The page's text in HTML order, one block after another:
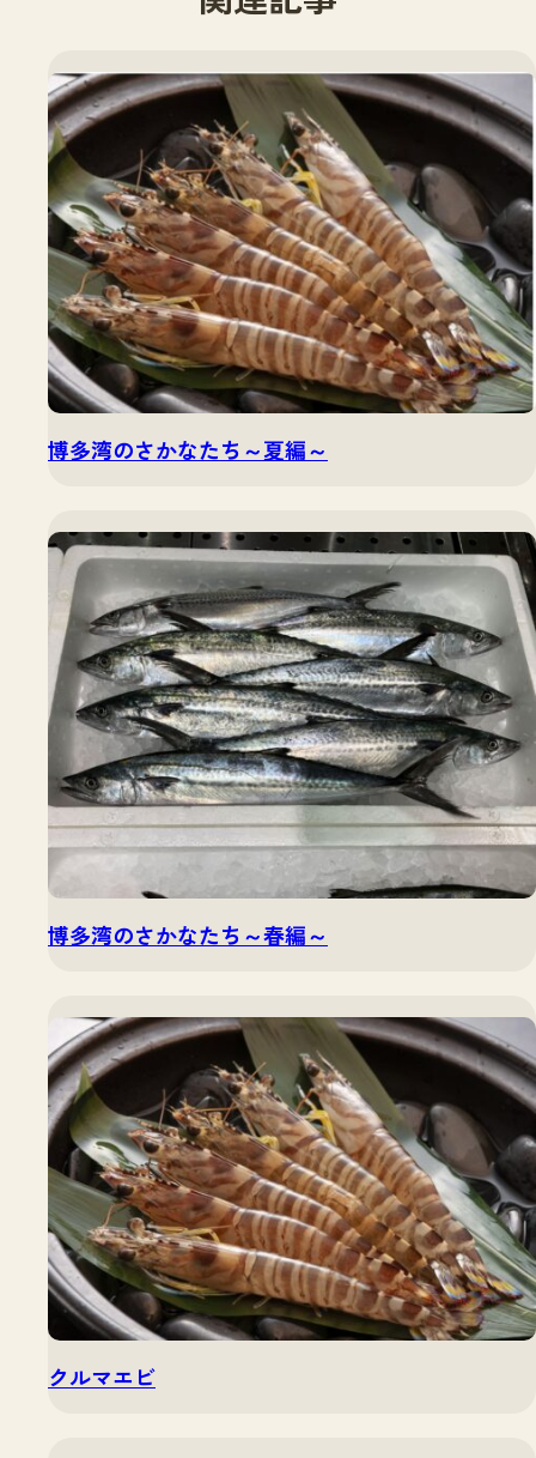
博多湾のさかなたち～夏編～
博多湾のさかなたち～春編～
クルマエビ